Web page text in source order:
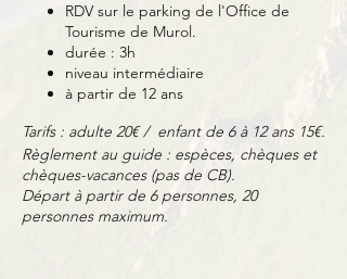
RDV sur le parking de l'Office de
Tourisme de Murol.
durée : 3h
niveau intermédiaire
à partir de 12 ans
Tarifs : adulte 20€ / enfant de 6 à 12 ans 15€.
Règlement au guide : espèces, chèques et
chèques-vacances (pas de CB).
Départ à partir de 6 personnes, 20
personnes maximum.